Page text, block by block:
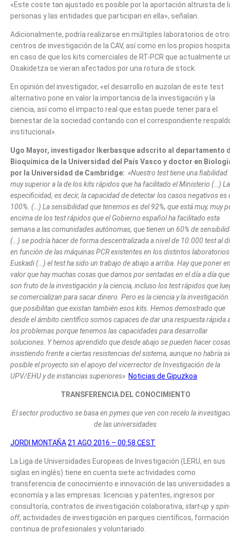
«Este coste tan ajustado es posible por la aportación altruista de
personas y las entidades que participan en ella», señalan.
Adicionalmente, podría realizarse en múltiples laboratorios de
centros de investigación de la CAV, así como en los propios
en caso de que los kits comerciales de RT-PCR que actualmente
Osakidetza se vieran afectados por una rotura de stock.
En opinión del investigador, «el desarrollo en auzolan de este test
alternativo pone en valor la importancia de la investigación y la
ciencia, así como el impacto real que estas puede tener para el
bienestar de la sociedad contando con el correspondiente
institucional».
Ugo Mayor, investigador Ikerbasque adscrito al departamento
Bioquímica de la Universidad del País Vasco y doctor en
por la Universidad de Cambridge: «Nuestro test tiene una fiabilidad
muy superior a la de los kits rápidos que ha facilitado el Ministerio (…) La
especificidad, es decir, la capacidad de detectar los casos negativos es
100%. (…) La sensibilidad que tenemos es del 92%, que está muy, muy
encima de los test rápidos que el Gobierno español ha facilitado esta
semana a las comunidades autónomas, que tienen un 60% de
(…) se podría hacer de forma descentralizada a nivel de 10.000 test al
en función de las máquinas PCR existentes en los distintos
Euskadi (…) el test ha sido un trabajo de abajo a arriba. Hay que poner
valor que hay muchas cosas que damos por sentadas en el día a día que
son fruto de la investigación y la ciencia, incluso los test rápidos que
se comercializan para sacar dinero. Pero es la ciencia y la investigación
que posibilitan que existan también esos kits. Hemos demostrado que
desde el ámbito científico somos capaces de dar una respuesta rápida
los problemas porque tenemos las capacidades para desarrollar
soluciones. Y hemos aprendido que desde abajo se pueden hacer
insistiendo frente a ciertas resistencias del sistema, aunque no habría
posible el proyecto sin el apoyo del vicerrector de Investigación de la
UPV/EHU y de instancias superiores» Noticias de Gipuzkoa
TRANSFERENCIA DEL CONOCIMIENTO
El sector productivo se basa en pymes que ven con recelo la
de las universidades
JORDI MONTAÑA21 AGO 2016 – 00:58 CEST
La Liga de Universidades Europeas de Investigación (LERU, en sus
siglas en inglés) tiene en cuenta siete actividades como
transferencia de conocimiento e innovación de las universidades
economía y a las empresas: licencias y patentes, ingresos por
consultoría, contratos de investigación colaborativa, start-up y
off, actividades de investigación en parques científicos, formación
continua de profesionales y voluntariado.